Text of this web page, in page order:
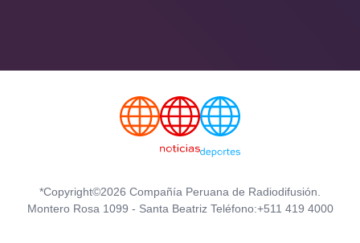
*Copyright©2026 Compañía Peruana de Radiodifusión.
Montero Rosa 1099 - Santa Beatriz Teléfono:+511 419 4000